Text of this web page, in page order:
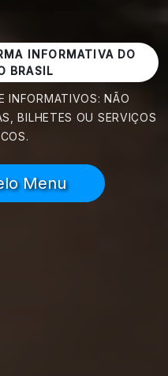
INFORMATIVA DO
BRASIL
INFORMATIVOS: NÃO
BILHETES OU SERVIÇOS
Menu